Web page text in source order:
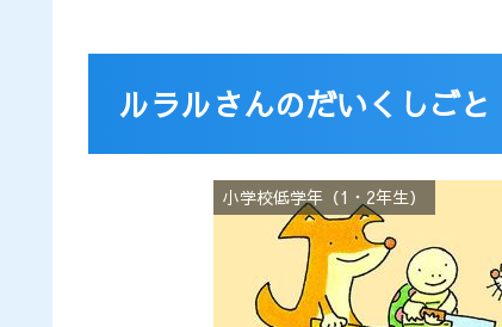
ルラルさんのだいくしごと
小学校低学年（1・2年生）